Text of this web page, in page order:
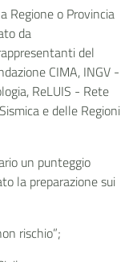
Regione o Provincia
da
del
CIMA, INGV -
ReLUIS - Rete
e delle Regioni
un punteggio
la preparazione sui
rischio”;